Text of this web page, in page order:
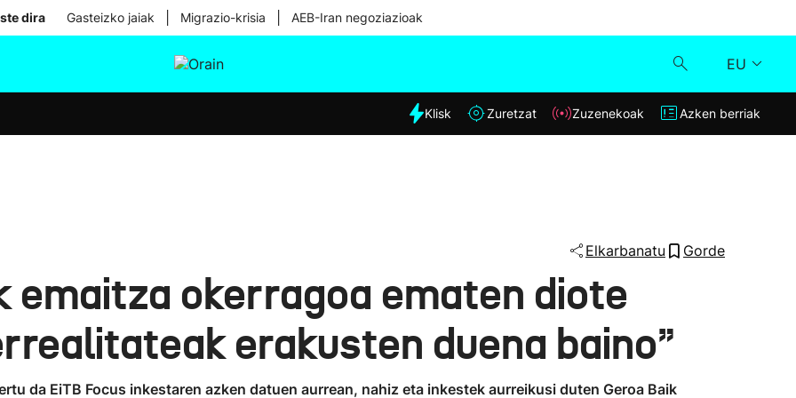
dira Gasteizko jaiak Migrazio-krisia AEB-Iran negoziazioak
EU
Eguraldia
Klisk
Klisk Zuretzat Zuzenekoak Azken berriak
Elkarbanatu Gorde
okerragoa ematen diote
erakusten duena baino”
da EiTB Focus inkestaren azken datuen aurrean, nahiz eta inkestek aurreikusi duten Geroa Baik